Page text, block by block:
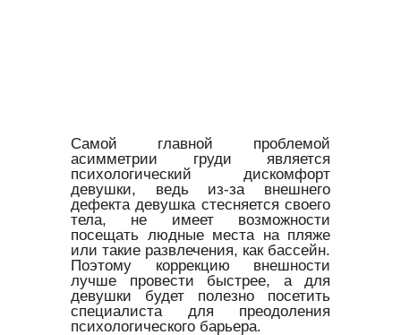
Самой главной проблемой
асимметрии груди является
психологический дискомфорт
девушки, ведь из-за внешнего
дефекта девушка стесняется своего
тела, не имеет возможности
посещать людные места на пляже
или такие развлечения, как бассейн.
Поэтому коррекцию внешности
лучше провести быстрее, а для
девушки будет полезно посетить
специалиста для преодоления
психологического барьера.